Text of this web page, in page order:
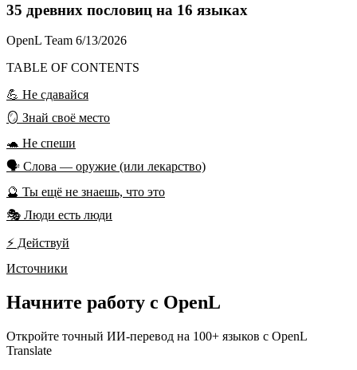
35 древних пословиц на 16 языках
OpenL Team 6/13/2026
TABLE OF CONTENTS
💪 Не сдавайся
🪞 Знай своё место
🐢 Не спеши
🗣️ Слова — оружие (или лекарство)
🔮 Ты ещё не знаешь, что это
🎭 Люди есть люди
⚡ Действуй
Источники
Начните работу с OpenL
Откройте точный ИИ-перевод на 100+ языков с OpenL
Translate